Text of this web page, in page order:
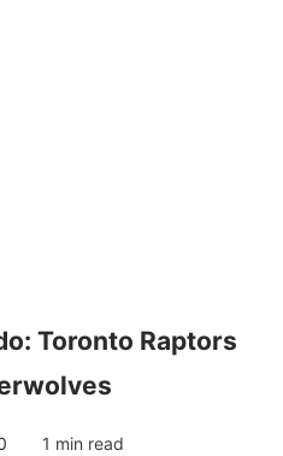
Toronto Raptors
1 min read